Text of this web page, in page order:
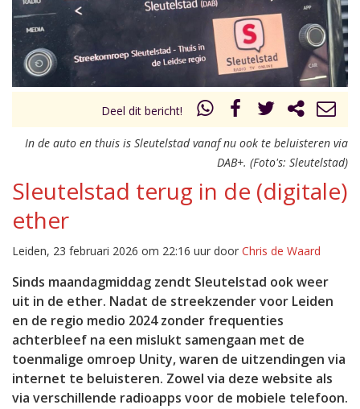
Deel dit bericht!
In de auto en thuis is Sleutelstad vanaf nu ook te beluisteren via
DAB+. (Foto's: Sleutelstad)
Sleutelstad terug in de (digitale)
ether
Leiden, 23 februari 2026 om 22:16 uur door Chris de Waard
Sinds maandagmiddag zendt Sleutelstad ook weer
uit in de ether. Nadat de streekzender voor Leiden
en de regio medio 2024 zonder frequenties
achterbleef na een mislukt samengaan met de
toenmalige omroep Unity, waren de uitzendingen via
internet te beluisteren. Zowel via deze website als
via verschillende radioapps voor de mobiele telefoon.